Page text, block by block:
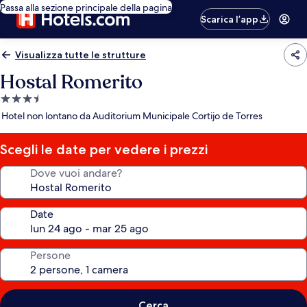
Passa alla sezione principale della pagina
Scarica l’app
Visualizza tutte le strutture
Hostal Romerito
Struttura
a
stelle
Hotel non lontano da Auditorium Municipale Cortijo de Torres
Scegli le date per vedere i prezzi
Dove vuoi andare?
Date
Persone